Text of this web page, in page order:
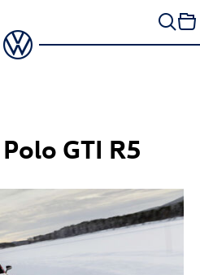
Polo GTI R5